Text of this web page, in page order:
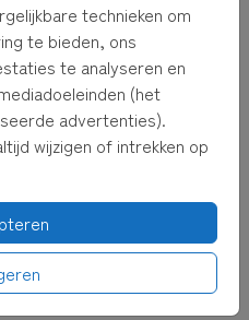
technieken om
te bieden, ons
te analyseren en
(het
advertenties).
wijzigen of intrekken op